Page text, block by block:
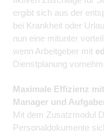
ergibt sich aus der
bei Krankheit oder
nun eine mitunter
wenn Arbeitgeber mit
Dienstplanung
Maximale Effizienz
Manager und
Mit dem Zusatzmodul
Personaldokumente